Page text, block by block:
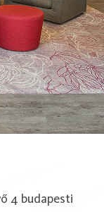
4 budapesti